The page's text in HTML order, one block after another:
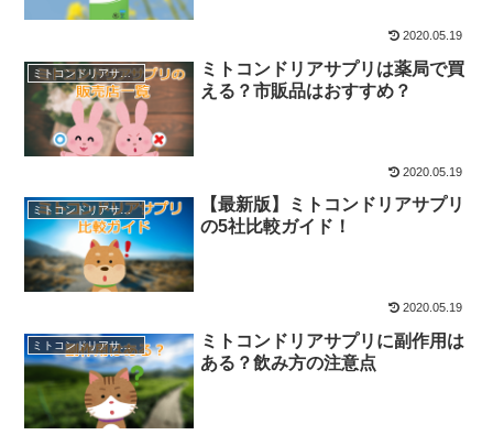
2020.05.19
ミトコンドリアサプリの基礎知識
ミトコンドリアサプリは薬局で買
える？市販品はおすすめ？
2020.05.19
ミトコンドリアサプリの基礎知識
【最新版】ミトコンドリアサプリ
の5社比較ガイド！
2020.05.19
ミトコンドリアサプリの基礎知識
ミトコンドリアサプリに副作用は
ある？飲み方の注意点